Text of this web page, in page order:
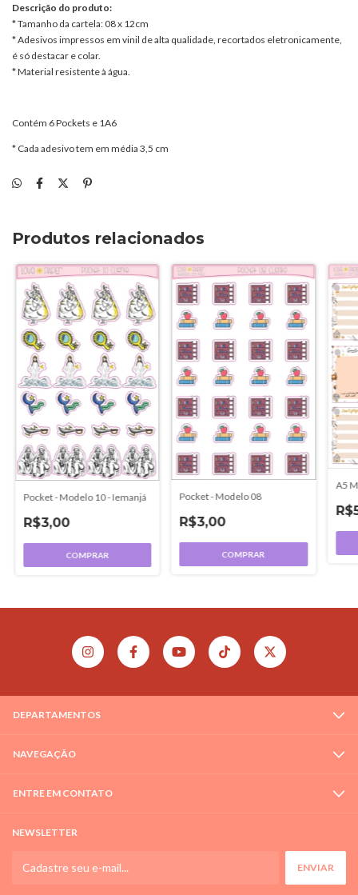
Descrição do produto:
* Tamanho da cartela: 08 x 12cm
* Adesivos impressos em vinil de alta qualidade, recortados eletronicamente,
é só destacar e colar.
* Material resistente à água.
Contém 6 Pockets e 1A6
* Cada adesivo tem em média 3,5 cm
Produtos relacionados
Pocket - Modelo 10 - Iemanjá
R$3,00
COMPRAR
Pocket - Modelo 08
R$3,00
COMPRAR
A5
DEPARTAMENTOS
NAVEGAÇÃO
ENTRE EM CONTATO
NEWSLETTER